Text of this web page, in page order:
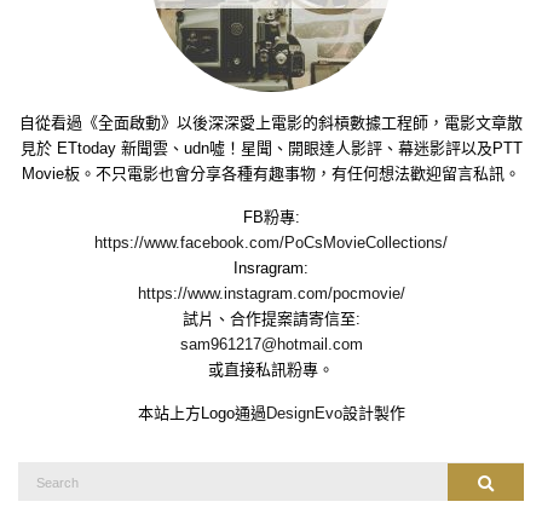
自從看過《全面啟動》以後深深愛上電影的斜槓數據工程師，電影文章散
見於 ETtoday 新聞雲、udn噓！星聞、開眼達人影評、幕迷影評以及PTT
Movie板。不只電影也會分享各種有趣事物，有任何想法歡迎留言私訊。
FB粉專:
https://www.facebook.com/PoCsMovieCollections/
Insragram:
https://www.instagram.com/pocmovie/
試片、合作提案請寄信至:
sam961217@hotmail.com
或直接私訊粉專。
本站上方Logo通過 DesignEvo設計製作
Search